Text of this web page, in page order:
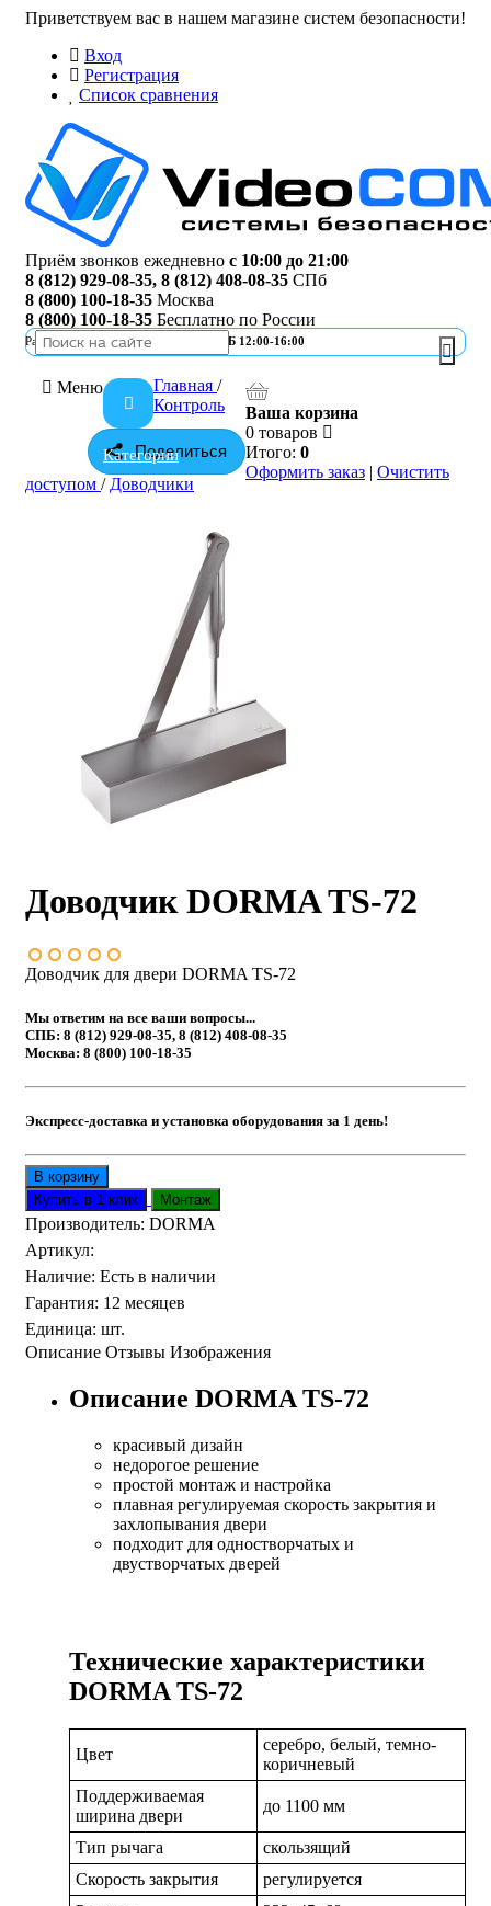
Приветствуем вас в нашем магазине систем безопасности!
Вход
Регистрация
Список сравнения
Приём звонков ежедневно с 10:00 до 21:00
8 (812) 929-08-35, 8 (812) 408-08-35 СПб
8 (800) 100-18-35 Москва
8 (800) 100-18-35 Бесплатно по России
Работа офисаПН-ПТ 10:00-19:00 | СБ 12:00-16:00
Меню
Категории
Ваша корзина
0 товаров
Итого: 0
Оформить заказ | Очистить
Поделиться
Главная /
Контроль
доступом / Доводчики
Доводчик DORMA TS-72
Доводчик для двери DORMA TS-72
Мы ответим на все ваши вопросы...
СПБ: 8 (812) 929-08-35, 8 (812) 408-08-35
Москва: 8 (800) 100-18-35
Экспресс-доставка и установка оборудования за 1 день!
Производитель: DORMA
Артикул:
Наличие: Есть в наличии
Гарантия: 12 месяцев
Единица: шт.
Описание Отзывы Изображения
Описание DORMA TS-72
красивый дизайн
недорогое решение
простой монтаж и настройка
плавная регулируемая скорость закрытия и
захлопывания двери
подходит для одностворчатых и
двустворчатых дверей
Технические характеристики
DORMA TS-72
Цвет
серебро, белый, темно-
коричневый
Поддерживаемая
ширина двери
до 1100 мм
Тип рычага
скользящий
Скорость закрытия
регулируется